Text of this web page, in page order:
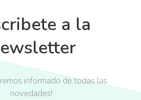
a la
informado de todas las
novedades!